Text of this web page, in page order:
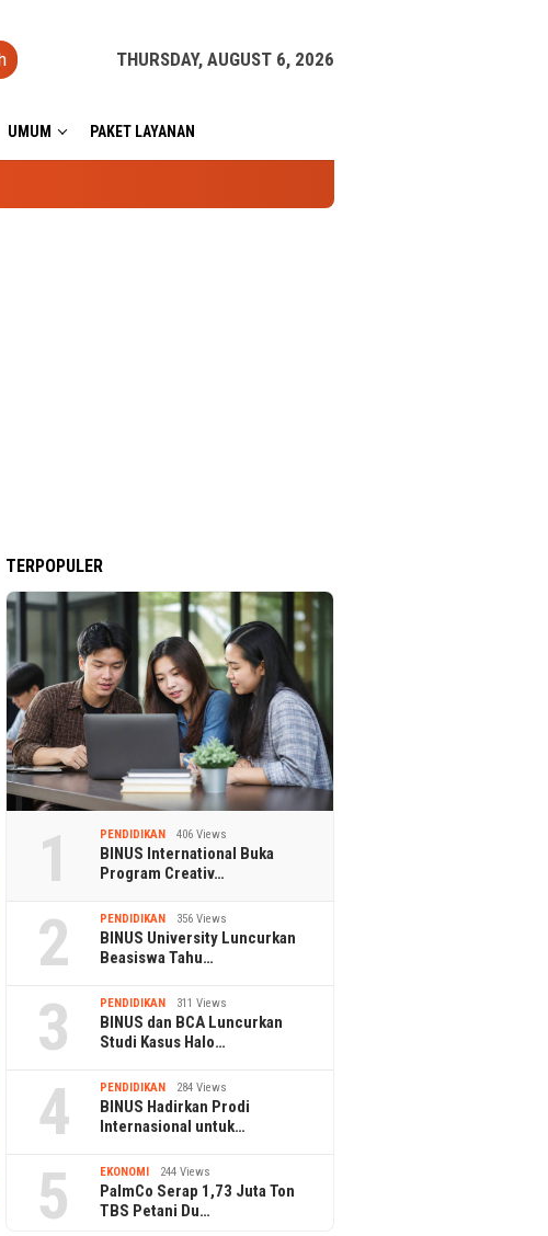
THURSDAY, AUGUST 6, 2026
UMUM PAKET LAYANAN
TERPOPULER
1 PENDIDIKAN 406 Views
BINUS International Buka
Program Creativ…
2 PENDIDIKAN 356 Views
BINUS University Luncurkan
Beasiswa Tahu…
3 PENDIDIKAN 311 Views
BINUS dan BCA Luncurkan
Studi Kasus Halo…
4 PENDIDIKAN 284 Views
BINUS Hadirkan Prodi
Internasional untuk…
5 EKONOMI 244 Views
PalmCo Serap 1,73 Juta Ton
TBS Petani Du…